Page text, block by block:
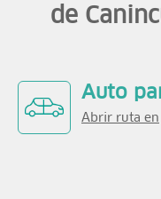
de
Auto
Abrir ruta en